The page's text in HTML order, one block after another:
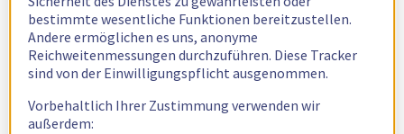
bestimmte wesentliche Funktionen bereitzustellen.
Andere ermöglichen es uns, anonyme
Reichweitenmessungen durchzuführen. Diese Tracker
sind von der Einwilligungspflicht ausgenommen.
Vorbehaltlich Ihrer Zustimmung verwenden wir
außerdem: